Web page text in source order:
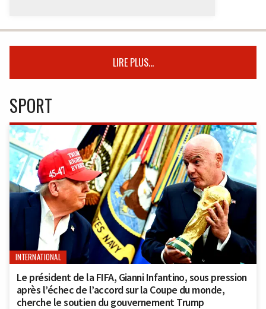
LIRE PLUS...
SPORT
INTERNATIONAL
Le président de la FIFA, Gianni Infantino, sous pression
après l’échec de l’accord sur la Coupe du monde,
cherche le soutien du gouvernement Trump